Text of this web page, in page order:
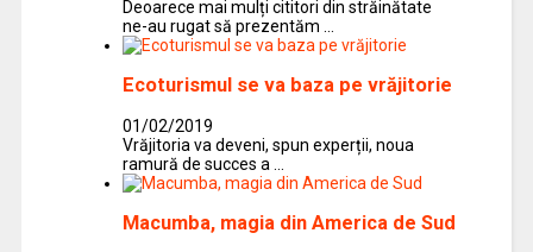
Deoarece mai mulți cititori din străinătate
ne-au rugat să prezentăm …
Ecoturismul se va baza pe vrăjitorie
01/02/2019
Vrăjitoria va deveni, spun experții, noua
ramură de succes a …
Macumba, magia din America de Sud